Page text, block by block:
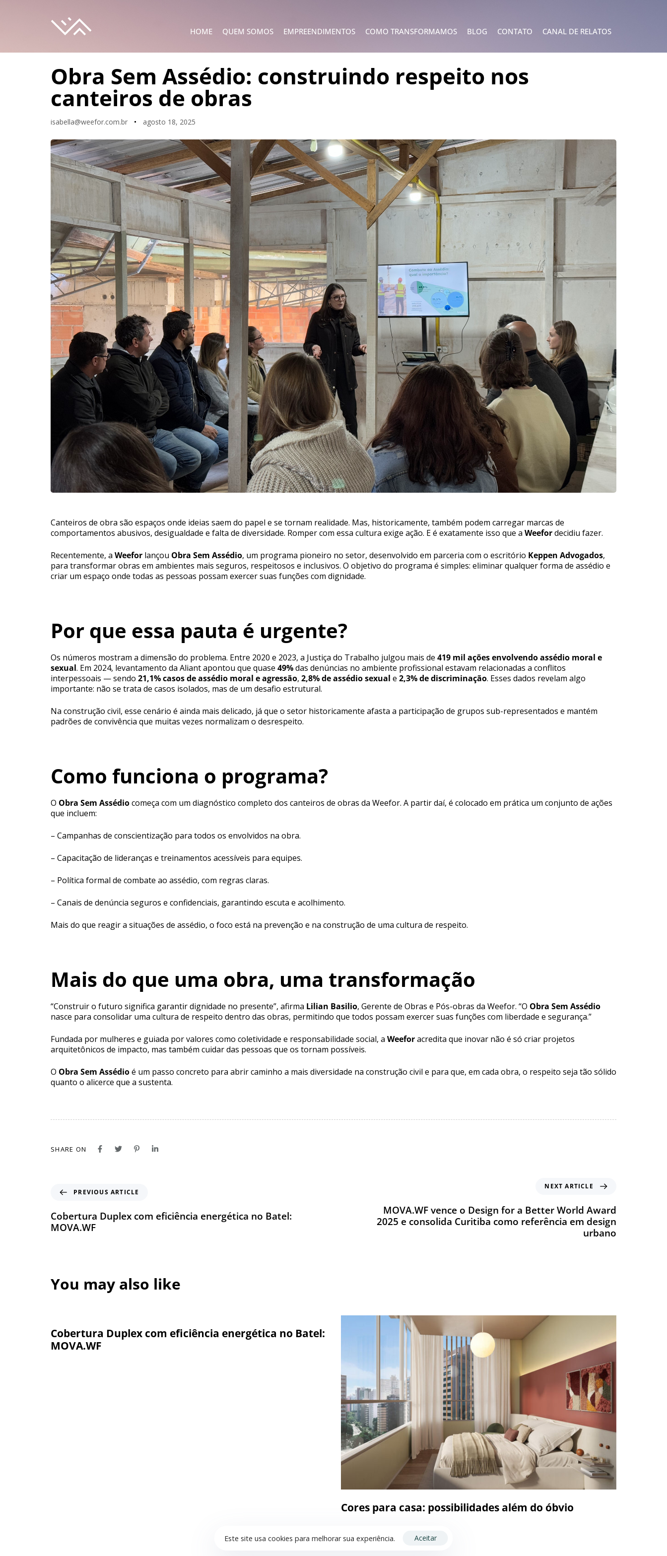
HOME QUEM SOMOS EMPREENDIMENTOS COMO TRANSFORMAMOS BLOG CONTATO CANAL DE RELATOS
Obra Sem Assédio: construindo respeito nos
canteiros de obras
isabella@weefor.com.br
on:
agosto 18, 2025
Canteiros de obra são espaços onde ideias saem do papel e se tornam realidade. Mas, historicamente, também podem carregar marcas de
comportamentos abusivos, desigualdade e falta de diversidade. Romper com essa cultura exige ação. E é exatamente isso que a Weefordecidiu fazer.
Recentemente, a Weefor lançou Obra Sem Assédio, um programa pioneiro no setor, desenvolvido em parceria com o escritório Keppen Advogados,
para transformar obras em ambientes mais seguros, respeitosos e inclusivos. O objetivo do programa é simples: eliminar qualquer forma de assédio e
criar um espaço onde todas as pessoas possam exercer suas funções com dignidade.
Por que essa pauta é urgente?
Os números mostram a dimensão do problema. Entre 2020 e 2023, a Justiça do Trabalho julgou mais de 419 mil ações envolvendo assédio moral e
sexual. Em 2024, levantamento da Aliant apontou que quase 49%das denúncias no ambiente profissional estavam relacionadas a conflitos
interpessoais — sendo 21,1% casos de assédio moral e agressão, 2,8% de assédio sexual e 2,3% de discriminação. Esses dados revelam algo
importante: não se trata de casos isolados, mas de um desafio estrutural.
Na construção civil, esse cenário é ainda mais delicado, já que o setor historicamente afasta a participação de grupos sub-representados e mantém
padrões de convivência que muitas vezes normalizam o desrespeito.
Como funciona o programa?
O Obra Sem Assédiocomeça com um diagnóstico completo dos canteiros de obras da Weefor. A partir daí, é colocado em prática um conjunto de ações
que incluem:
– Campanhas de conscientização para todos os envolvidos na obra.
– Capacitação de lideranças e treinamentos acessíveis para equipes.
– Política formal de combate ao assédio, com regras claras.
– Canais de denúncia seguros e confidenciais, garantindo escuta e acolhimento.
Mais do que reagir a situações de assédio, o foco está na prevenção e na construção de uma cultura de respeito.
Mais do que uma obra, uma transformação
“Construir o futuro significa garantir dignidade no presente”, afirma Lilian Basilio, Gerente de Obras e Pós-obras da Weefor. “O Obra Sem Assédio
nasce para consolidar uma cultura de respeito dentro das obras, permitindo que todos possam exercer suas funções com liberdade e segurança.”
Fundada por mulheres e guiada por valores como coletividade e responsabilidade social, a Weeforacredita que inovar não é só criar projetos
arquitetônicos de impacto, mas também cuidar das pessoas que os tornam possíveis.
O Obra Sem Assédioé um passo concreto para abrir caminho a mais diversidade na construção civil e para que, em cada obra, o respeito seja tão sólido
quanto o alicerce que a sustenta.
SHARE ON
PREVIOUS ARTICLE
Cobertura Duplex com eficiência energética no Batel:
MOVA.WF
NEXT ARTICLE
MOVA.WF vence o Design for a Better World Award
2025 e consolida Curitiba como referência em design
urbano
You may also like
Cobertura Duplex com eficiência energética no Batel:
MOVA.WF
Cores para casa: possibilidades além do óbvio
Este site usa cookies para melhorar sua experiência. Aceitar